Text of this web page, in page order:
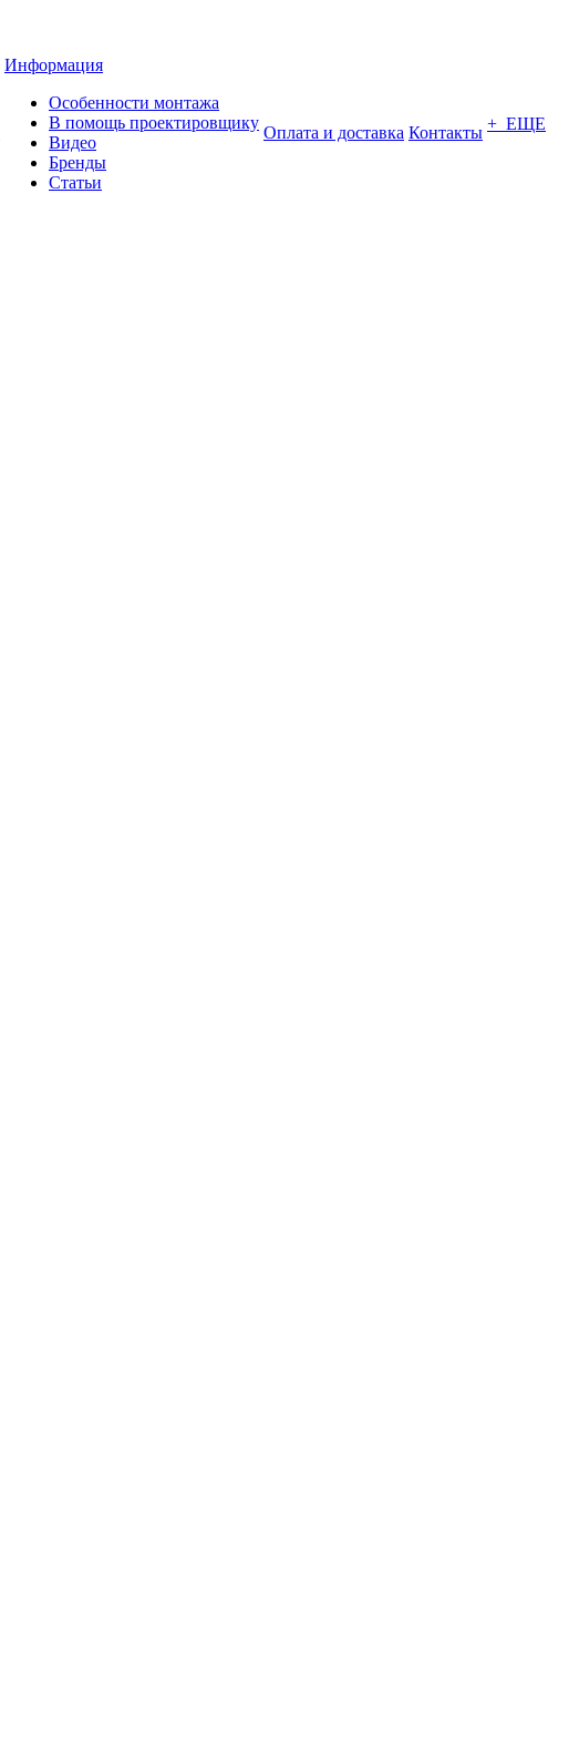
Информация
Особенности монтажа
В помощь проектировщику
Видео
Бренды
Статьи
Оплата и доставка Контакты + ЕЩЕ